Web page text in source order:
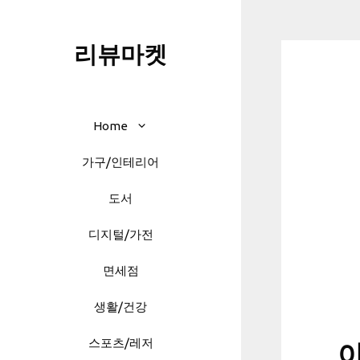
리뷰마켓
Home
가구/인테리어
도서
디지털/가전
면세점
생활/건강
스포츠/레저